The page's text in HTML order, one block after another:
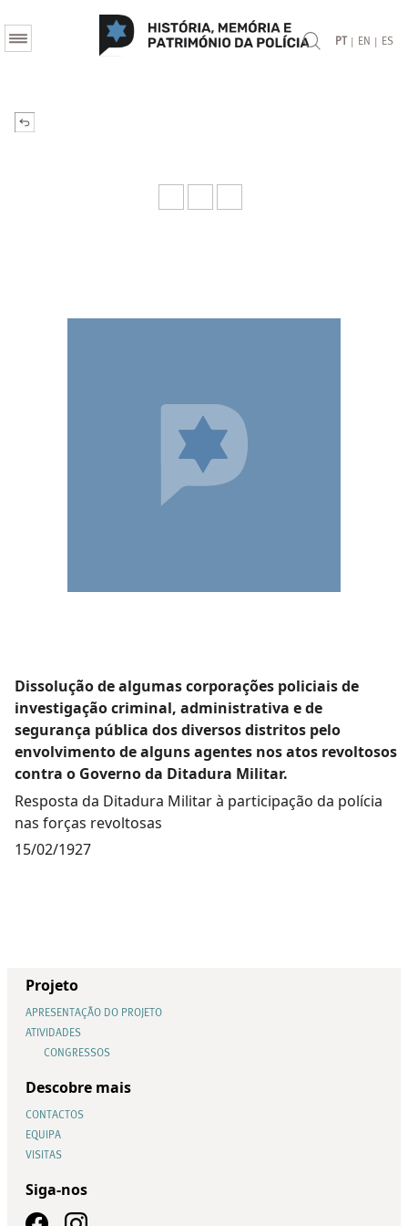
PT | EN | ES
Dissolução de algumas corporações policiais de
investigação criminal, administrativa e de
segurança pública dos diversos distritos pelo
envolvimento de alguns agentes nos atos revoltosos
contra o Governo da Ditadura Militar.
Resposta da Ditadura Militar à participação da polícia
nas forças revoltosas
15/02/1927
Projeto
APRESENTAÇÃO DO PROJETO
ATIVIDADES
CONGRESSOS
Descobre mais
CONTACTOS
EQUIPA
VISITAS
Siga-nos